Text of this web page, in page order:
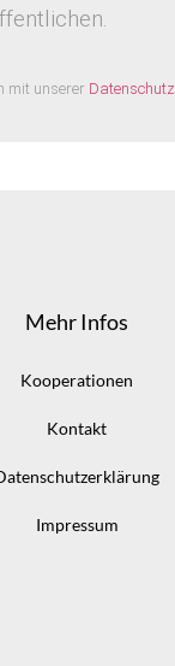
mit unserer
Mehr Infos
Kooperationen
Kontakt
Impressum